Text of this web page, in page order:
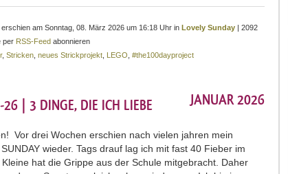
erschien am Sonntag, 08. März 2026 um 16:18 Uhr in Lovely Sunday | 2092
per RSS-Feed abonnieren
, Stricken neues Strickprojekt LEGO #the100dayproject
JANUAR 2026
| 3 DINGE, DIE ICH LIEBE
Vor drei Wochen erschien nach vielen jahren mein
SUNDAY wieder. Tags drauf lag ich mit fast 40 Fieber im
Kleine hat die Grippe aus der Schule mitgebracht. Daher